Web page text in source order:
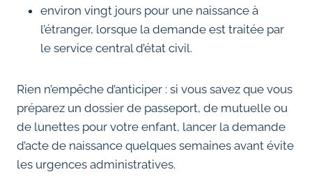
environ vingt jours pour une naissance à
l’étranger, lorsque la demande est traitée par
le service central d’état civil.
Rien n’empêche d’anticiper : si vous savez que vous
préparez un dossier de passeport, de mutuelle ou
de lunettes pour votre enfant, lancer la demande
d’acte de naissance quelques semaines avant évite
les urgences administratives.